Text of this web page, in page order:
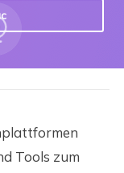
Tools zum